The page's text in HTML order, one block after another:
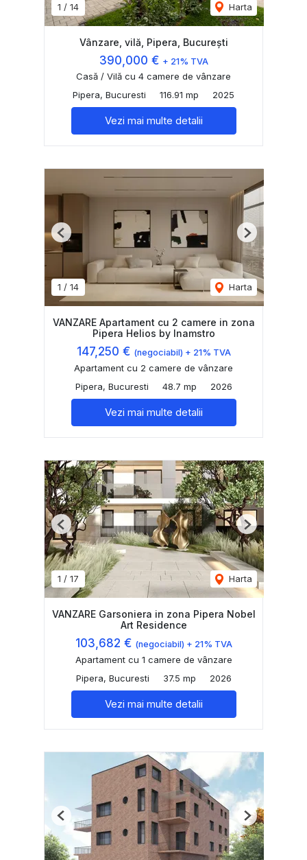
1 / 14 Harta
Vânzare, vilă, Pipera, București
390,000 € + 21% TVA
Casă / Vilă cu 4 camere de vânzare
Pipera, Bucuresti
116.91 mp 2025
Vezi mai multe detalii
1 / 14 Harta
Previous Next
VANZARE Apartament cu 2 camere in zona
Pipera Helios by Inamstro
147,250 € (negociabil) + 21% TVA
Apartament cu 2 camere de vânzare
Pipera, Bucuresti
48.7 mp 2026
Vezi mai multe detalii
1 / 17 Harta
Previous Next
VANZARE Garsoniera in zona Pipera Nobel
Art Residence
103,682 € (negociabil) + 21% TVA
Apartament cu 1 camere de vânzare
Pipera, Bucuresti
37.5 mp 2026
Vezi mai multe detalii
Previous Next